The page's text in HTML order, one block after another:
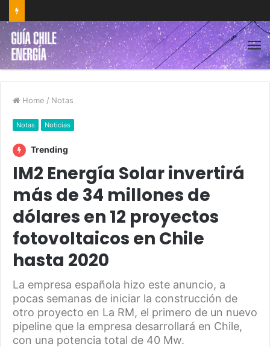
Home / Notas
Notas Noticias
Trending
IM2 Energía Solar invertirá
más de 34 millones de
dólares en 12 proyectos
fotovoltaicos en Chile
hasta 2020
La empresa española hizo este anuncio, a
pocas semanas de iniciar la construcción de
otro proyecto en La RM, el primero de un nuevo
pipeline que la empresa desarrollará en Chile,
con una potencia total de 40 Mw.